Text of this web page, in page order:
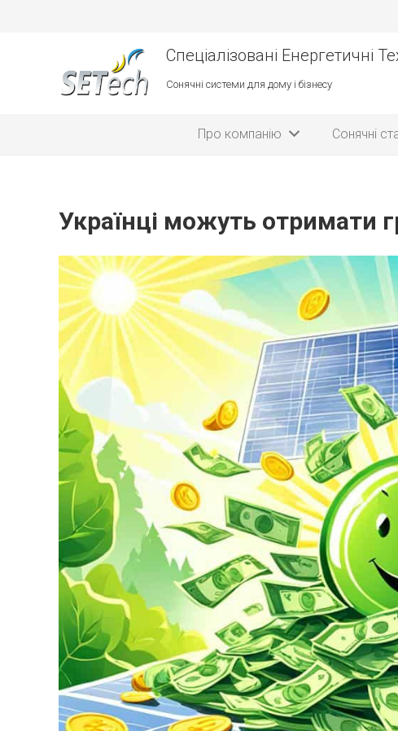
Спеціалізовані Енергетичні
Сонячні системи для дому і бізнесу
Про компанію Сонячні
Українці можуть отримати